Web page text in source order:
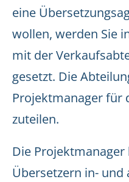
eine
wollen, werden Sie
mit der
gesetzt. Die
Projektmanager für
zuteilen.
Die
Übersetzern in- und